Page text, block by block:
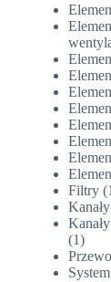
Filtry
11